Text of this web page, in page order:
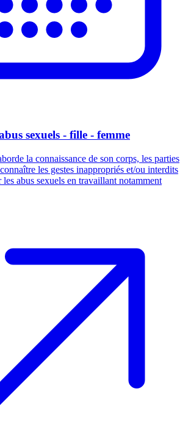
sexuels - fille - femme
la connaissance de son corps, les parties
les gestes inappropriés et/ou interdits
abus sexuels en travaillant notamment